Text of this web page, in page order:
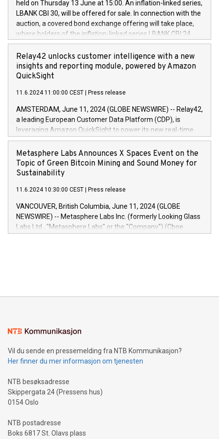
buyback programmes set out in MAR article 5) and the
Commission Delegated Regulation (EU) 2016/1052, also
referred to as the Safe Harbour rules. Trading dayNumber of
shares bought backAverage transaction priceAmount
25478,1001,023.01489,100,86026:3 June
20247,0001,050.597,354,13027:4 June
20245,0001,055.705,278,50028:6
June20243,0001,096.273,288,81029:7 June
held on Thursday 13 June at 15:00. An inflation-linked series,
LBANK CBI 30, will be offered for sale. In connection with the
auction, a covered bond exchange offering will take place,
where holders of the inflation-linked series LBANK CBI 24
can sell the covered bonds in the series against covered
bonds bought in the above-mentioned auction. The clean
price of the bonds is predefined at 99,594. Expected
settlement date is 20 June 2024. Covered bonds issued by
Ratings. Landsbankinn Capital Markets will manage the
auction. For further information, please call +354 410 7330
or email verdbrefamidlun@landsbankinn.is.
Relay42 unlocks customer intelligence with a new
insights and reporting module, powered by Amazon
QuickSight
11.6.2024 11:00:00 CEST Press release
AMSTERDAM, June 11, 2024 (GLOBE NEWSWIRE) -- Relay42,
a leading European Customer Data Platform (CDP), is
leveraging Amazon QuickSight to power its new real-time
customer intelligence, reporting, and dashboard module.
Harnessing the breadth and quality of customer data, the
new Insights module empowers marketing teams to dive
deep into customer behaviors and gain invaluable insights
online, offline, paid, and owned marketing channels. Preview
of the Relay42 Insights module, in pre-beta version Key
capabilities of the Relay42 Insights module include: Deep
insights into customer behaviors: With the Relay42 Insights
module, marketers can ask unlimited questions about their
Metasphere Labs Announces X Spaces Event on the
Topic of Green Bitcoin Mining and Sound Money for
Sustainability
11.6.2024 10:30:00 CEST Press release
VANCOUVER, British Columbia, June 11, 2024 (GLOBE
NEWSWIRE) -- Metasphere Labs Inc. (formerly Looking Glass
Labs Ltd., "Metasphere Labs" or the "Company") (Cboe
mining.Energy Market Dynamics: Explore how Bitcoin mining
mining.Sound Money: Discover how tamper-proof currency
neutral payment systems support humanitarian
projects.Carbon Footprint: Compare Bitcoin's environmental
event and dive into the critical topics of Bitcoin
Vil du sende en pressemelding fra NTB Kommunikasjon?
Her finner du mer informasjon om tjenesten
NTB besøksadresse
Skippergata 24 (Pressens hus)
0154 Oslo
NTB postadresse
Boks 6817 St. Olavs plass